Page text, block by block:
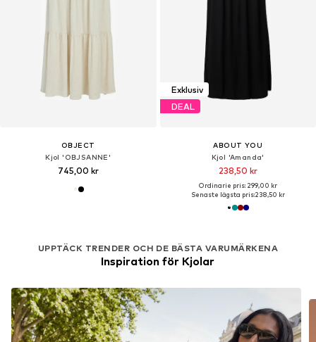
OBJECT
Kjol 'OBJSANNE'
745,00 kr
Exklusiv
DEAL
ABOUT YOU
Kjol 'Amanda'
238,50 kr
Ordinarie pris: 299,00 kr
Senaste lägsta pris:238,50 kr
UPPTÄCK TRENDER OCH DE BÄSTA VARUMÄRKENA
Inspiration för Kjolar